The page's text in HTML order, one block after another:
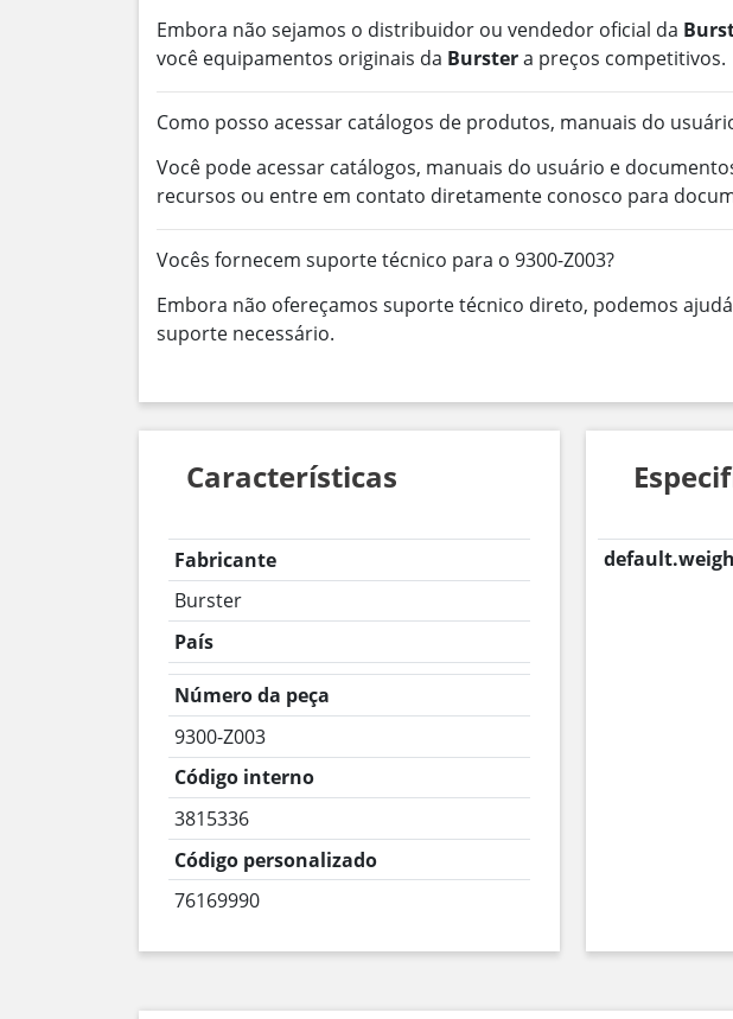
Embora não sejamos o distribuidor ou vendedor oficial da
você equipamentos originais da Burstera preços competitivos.
Como posso acessar catálogos de produtos, manuais do
Você pode acessar catálogos, manuais do usuário e
recursos ou entre em contato diretamente conosco para
Vocês fornecem suporte técnico para o 9300-Z003?
Embora não ofereçamos suporte técnico direto, podemos
suporte necessário.
Características
Fabricante
Burster
País
Número da peça
9300-Z003
Código interno
3815336
Código personalizado
76169990